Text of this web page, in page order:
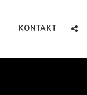
KONTAKT